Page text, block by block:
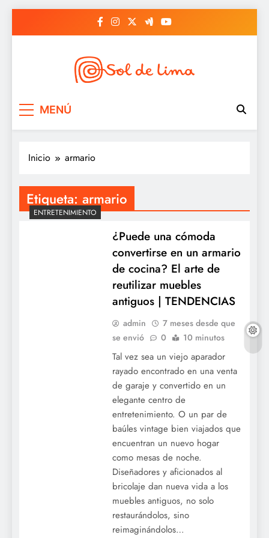
MENÚ
Inicio armario
Etiqueta: armario
ENTRETENIMIENTO
¿Puede una cómoda
convertirse en un armario
de cocina? El arte de
reutilizar muebles
antiguos | TENDENCIAS
admin
7 meses desde que
se envió
0 10 minutos
Tal vez sea un viejo aparador
rayado encontrado en una venta
de garaje y convertido en un
elegante centro de
entretenimiento. O un par de
baúles vintage bien viajados que
encuentran un nuevo hogar
como mesas de noche.
Diseñadores y aficionados al
bricolaje dan nueva vida a los
muebles antiguos, no solo
restaurándolos, sino
reimaginándolos…